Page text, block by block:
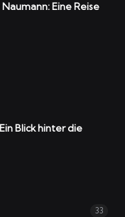
Eine Reise
Blick hinter die
33